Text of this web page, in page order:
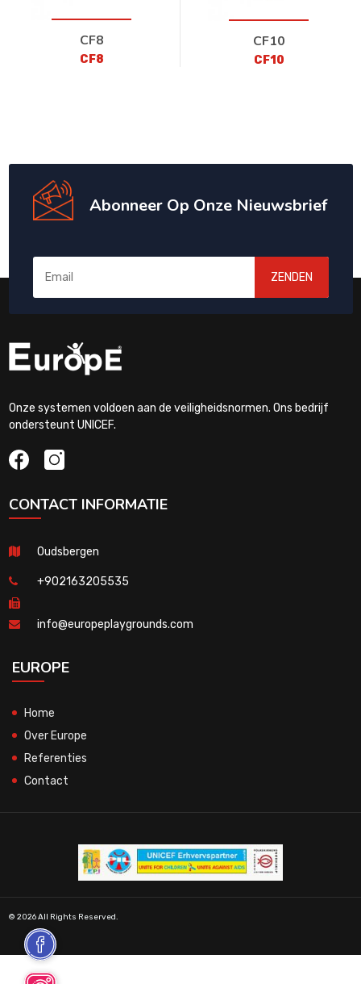
CF8
CF8
CF10
CF10
Abonneer Op Onze Nieuwsbrief
ZENDEN
Onze systemen voldoen aan de veiligheidsnormen. Ons bedrijf
ondersteunt UNICEF.
CONTACT INFORMATIE
Oudsbergen
+902163205535
info@europeplaygrounds.com
EUROPE
Home
Over Europe
Referenties
Contact
© 2026 All Rights Reserved.